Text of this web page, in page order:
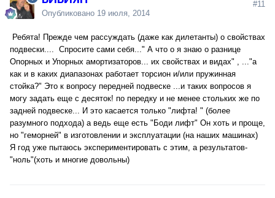
Опубликовано 19 июля, 2014
#11
Ребята! Прежде чем рассуждать (даже как дилетанты) о свойствах
подвески.... Спросите сами себя..." А что о я знаю о разнице
Опорных и Упорных амортизаторов... их свойствах и видах" , ..."а
как и в каких диапазонах работает торсион и/или пружинная
стойка?" Это к вопросу передней подвеске ...и таких вопросов я
могу задать еще с десяток! по передку и не менее стольких же по
задней подвеске... И это касается только "лифта! " (более
разумного подхода) а ведь еще есть "Боди лифт" Он хоть и проще,
но "геморней" в изготовлении и эксплуатации (на наших машинах)
Я год уже пытаюсь экспериментировать с этим, а результатов-
"ноль"(хоть и многие довольны)